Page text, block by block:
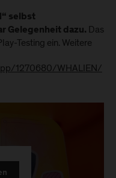
selbst
Gelegenheit dazu. Das
Testing ein. Weitere
1270680/WHALIEN/